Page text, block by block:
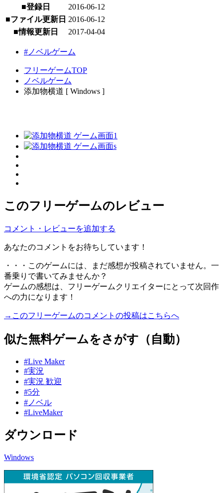
■登録日
2016-06-12
■ファイル更新日 2016-06-12
■情報更新日
2017-04-04
#ノベルゲーム
フリーゲームTOP
ノベルゲーム
添加物横道 [ Windows ]
このフリーゲームのレビュー
コメント・レビューを追加する
あなたのコメントをお待ちしています！
・・・このゲームには、まだ感想が投稿されていません。一
番乗りで書いてみませんか？
ゲームの感想は、フリーゲームクリエイターにとって次回作
への力になります！
→このフリーゲームのコメントの投稿はこちらへ
似た無料ゲームをさがす（自動）
#Live Maker
#実況
#実況 歓迎
#5分
#ノベル
#LiveMaker
ダウンロード
Windows